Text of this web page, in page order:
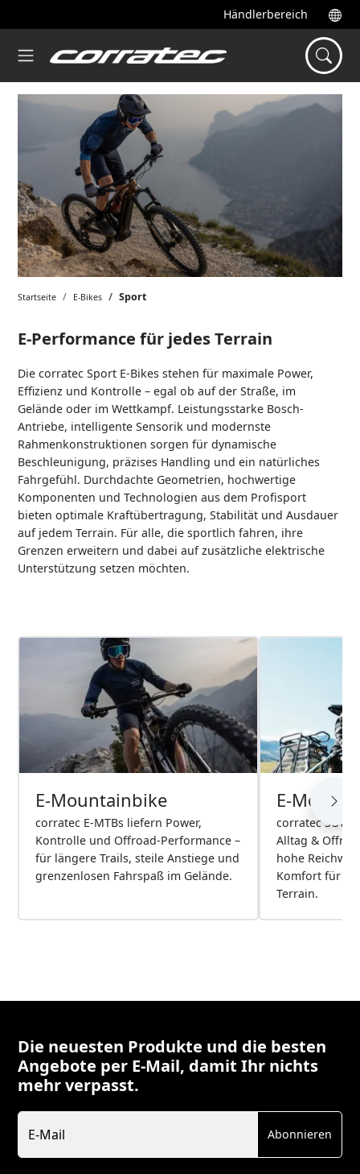
Händlerbereich
Startseite E-Bikes Sport
E-Performance für jedes Terrain
Die corratec Sport E-Bikes stehen für maximale Power,
Effizienz und Kontrolle – egal ob auf der Straße, im
Gelände oder im Wettkampf. Leistungsstarke Bosch-
Antriebe, intelligente Sensorik und modernste
Rahmenkonstruktionen sorgen für dynamische
Beschleunigung, präzises Handling und ein natürliches
Fahrgefühl. Durchdachte Geometrien, hochwertige
Komponenten und Technologien aus dem Profisport
bieten optimale Kraftübertragung, Stabilität und Ausdauer
auf jedem Terrain. Für alle, die sportlich fahren, ihre
Grenzen erweitern und dabei auf zusätzliche elektrische
Unterstützung setzen möchten.
E-Mountainbike
corratec E-MTBs liefern Power,
Kontrolle und Offroad-Performance –
für längere Trails, steile Anstiege und
grenzenlosen Fahrspaß im Gelände.
E-
corratec SUV
Alltag &
hohe
Komfort für
Terrain.
Die neuesten Produkte und die besten
Angebote per E-Mail, damit Ihr nichts
mehr verpasst.
Newsletter
E-Mail Abonnieren